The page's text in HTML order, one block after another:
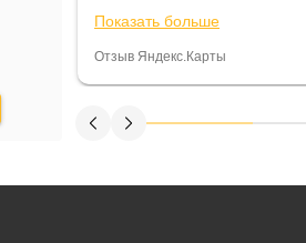
спидометре всегда был
постоянно были на
Считаю, что это говорит
Показать больше
Отзыв Яндекс.Карты